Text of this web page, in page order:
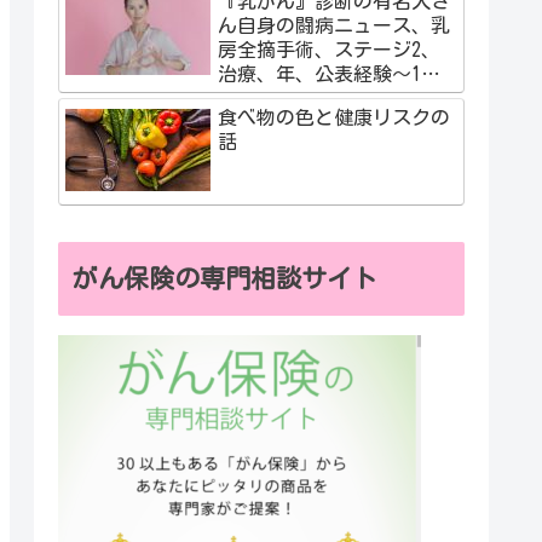
ん自身の闘病ニュース、乳
房全摘手術、ステージ2、
治療、年、公表経験～1度
だけの人生、自分の気づき
食べ物の色と健康リスクの
話
がん保険の専門相談サイト